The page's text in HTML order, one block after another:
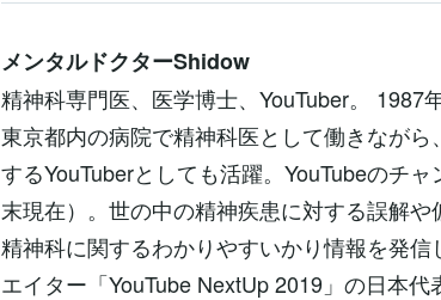
メンタルドクターShidow
精神科専門医、医学博士、YouTuber。 1987
東京都内の病院で精神科医として働きなが
するYouTuberとしても活躍。YouTubeのチ
末現在）。世の中の精神疾患に対する誤解や
精神科に関するわかりやすいかり情報を発信
エイター「YouTube NextUp 2019」の日本代